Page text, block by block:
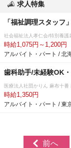
求人特集
「福祉調理スタッフ
社会福祉法人孝仁会/特別養護
時給1,075円～1,200円
アルバイト・パート / 北
歯科助手/未経験OK
医療法人社団かりん 麻布十番
時給1,350円
アルバイト・パート / 東
前へ